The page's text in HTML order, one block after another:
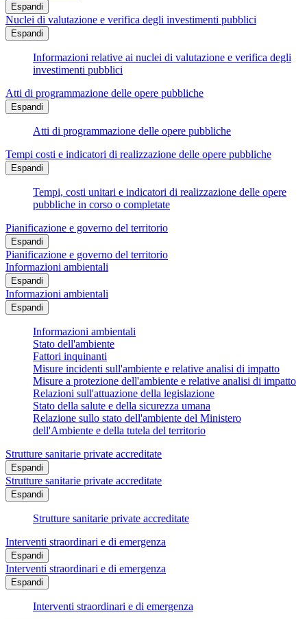
Espandi
Nuclei di valutazione e verifica degli investimenti pubblici
Espandi
Informazioni relative ai nuclei di valutazione e verifica degli
investimenti pubblici
Atti di programmazione delle opere pubbliche
Espandi
Atti di programmazione delle opere pubbliche
Tempi costi e indicatori di realizzazione delle opere pubbliche
Espandi
Tempi, costi unitari e indicatori di realizzazione delle opere
pubbliche in corso o completate
Pianificazione e governo del territorio
Espandi
Pianificazione e governo del territorio
Informazioni ambientali
Espandi
Informazioni ambientali
Espandi
Informazioni ambientali
Stato dell'ambiente
Fattori inquinanti
Misure incidenti sull'ambiente e relative analisi di impatto
Misure a protezione dell'ambiente e relative analisi di impatto
Relazioni sull'attuazione della legislazione
Stato della salute e della sicurezza umana
Relazione sullo stato dell'ambiente del Ministero
dell'Ambiente e della tutela del territorio
Strutture sanitarie private accreditate
Espandi
Strutture sanitarie private accreditate
Espandi
Strutture sanitarie private accreditate
Interventi straordinari e di emergenza
Espandi
Interventi straordinari e di emergenza
Espandi
Interventi straordinari e di emergenza